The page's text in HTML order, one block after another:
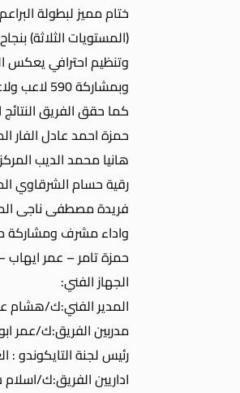
ختام مميز لبطولة البراعم للتايكوندو تحت 10
وتنظيم احترافي يعكس
وبمشاركة 590 لاعب ولاعبة يمثلون 130 هيئة رياضية،
كما حقق الفريق النتائج
حمزة احمد عادل الفار
هانيا محمد الديب المركز
رقية حسام الشرقاوي
فريدة مصطفى ناجى
واداء مشرف ومشاركة
حمزة تامر – عمر ايهاب
الجهاز الفني:
المدير الفني:ك/هشام
مدربين الفريق:ك/عمر
رئيس لجنة التايكوندو
اداريين الفريق:ك/